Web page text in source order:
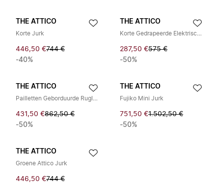
THE ATTICO
Korte Jurk
446,50 €744 €
-40%
THE ATTICO
Korte Gedrapeerde Elektrisch Blauwe Jurk
287,50 €575 €
-50%
THE ATTICO
Pailletten Geborduurde Rugloze Lila Jurk
431,50 €862,50 €
-50%
THE ATTICO
Fujiko Mini Jurk
751,50 €1.502,50 €
-50%
THE ATTICO
Groene Attico Jurk
446,50 €744 €